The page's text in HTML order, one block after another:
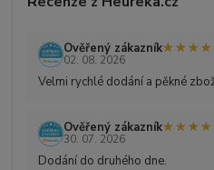
Ověřený zákazník
02. 08. 2026
Velmi rychlé dodání a pěkné
Ověřený zákazník
30. 07. 2026
Dodání do druhého dne.